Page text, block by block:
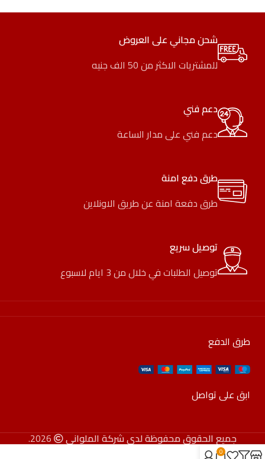
شحن مجاني على العروض
للمشتريات الاكثر من 50 الف جنيه
دعم فني
دعم فني على مدار الساعة
طرق دفع امنة
طرق دفعة امنة عن طريق الاونلاين
توصيل سريع
توصيل الطلبات في خلال من 3 ايام لاسبوع
طرق الدفع
ابق على تواصل
جميع الحقوق محفوظة لدى شركة الملواني 2026.
0